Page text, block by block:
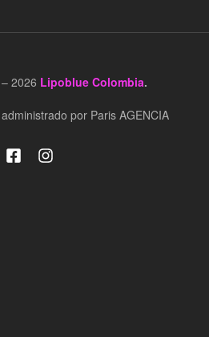
2026 Lipoblue Colombia.
por Paris AGENCIA